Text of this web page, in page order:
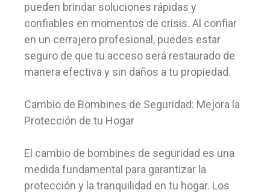
pueden brindar soluciones rápidas y
confiables en momentos de crisis. Al confiar
en un cerrajero profesional, puedes estar
seguro de que tu acceso será restaurado de
manera efectiva y sin daños a tu propiedad.
Cambio de Bombines de Seguridad: Mejora la
Protección de tu Hogar
El cambio de bombines de seguridad es una
medida fundamental para garantizar la
protección y la tranquilidad en tu hogar. Los